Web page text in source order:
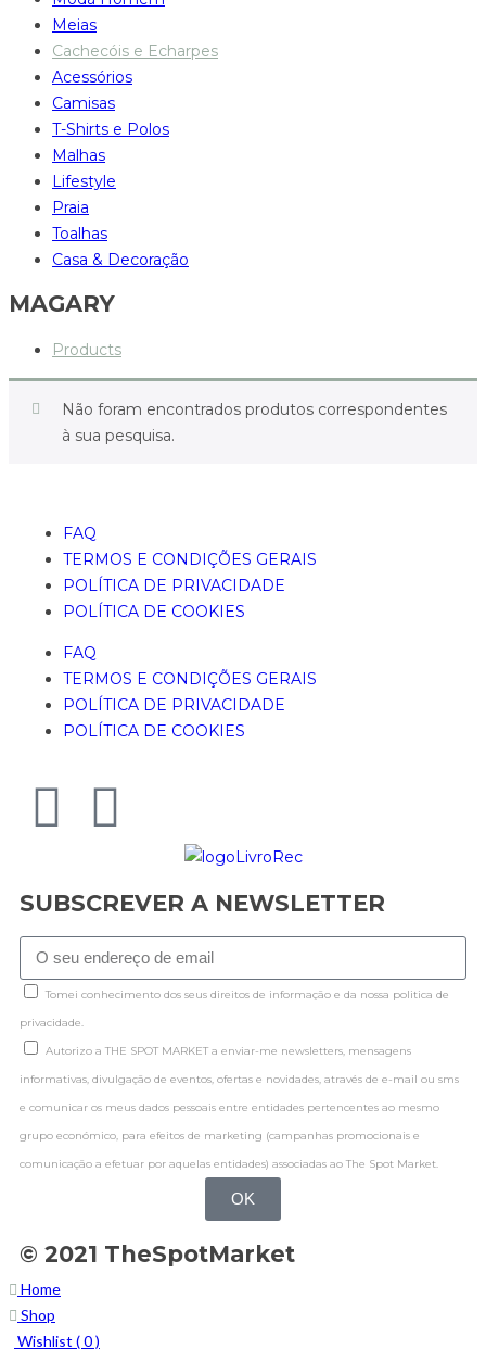
Meias
Cachecóis e Echarpes
Acessórios
Camisas
T-Shirts e Polos
Malhas
Lifestyle
Praia
Toalhas
Casa & Decoração
MAGARY
Products
Não foram encontrados produtos correspondentes
à sua pesquisa.
FAQ
TERMOS E CONDIÇÕES GERAIS
POLÍTICA DE PRIVACIDADE
POLÍTICA DE COOKIES
FAQ
TERMOS E CONDIÇÕES GERAIS
POLÍTICA DE PRIVACIDADE
POLÍTICA DE COOKIES
SUBSCREVER A NEWSLETTER
Tomei conhecimento dos seus direitos de informação e da nossa politica de
privacidade.
Autorizo a THE SPOT MARKET a enviar-me newsletters, mensagens
informativas, divulgação de eventos, ofertas e novidades, através de e-mail ou sms
e comunicar os meus dados pessoais entre entidades pertencentes ao mesmo
grupo económico, para efeitos de marketing (campanhas promocionais e
comunicação a efetuar por aquelas entidades) associadas ao The Spot Market.
OK
© 2021 TheSpotMarket
Home
Shop
Wishlist (0)